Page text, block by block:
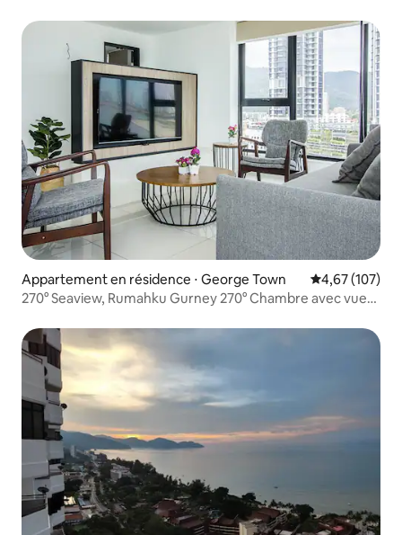
Appartement en résidence ⋅ George Town Évaluation
4,67 (107)
270° Seaview, Rumahku Gurney 270° Chambre avec vue